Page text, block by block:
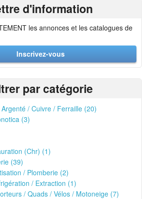
d'information
les annonces et les catalogues de
Inscrivez-vous
par catégorie
/ Cuivre / Ferraille (20)
(3)
(Chr) (1)
(39)
/ Plomberie (2)
/ Extraction (1)
/ Quads / Vélos / Motoneige (7)